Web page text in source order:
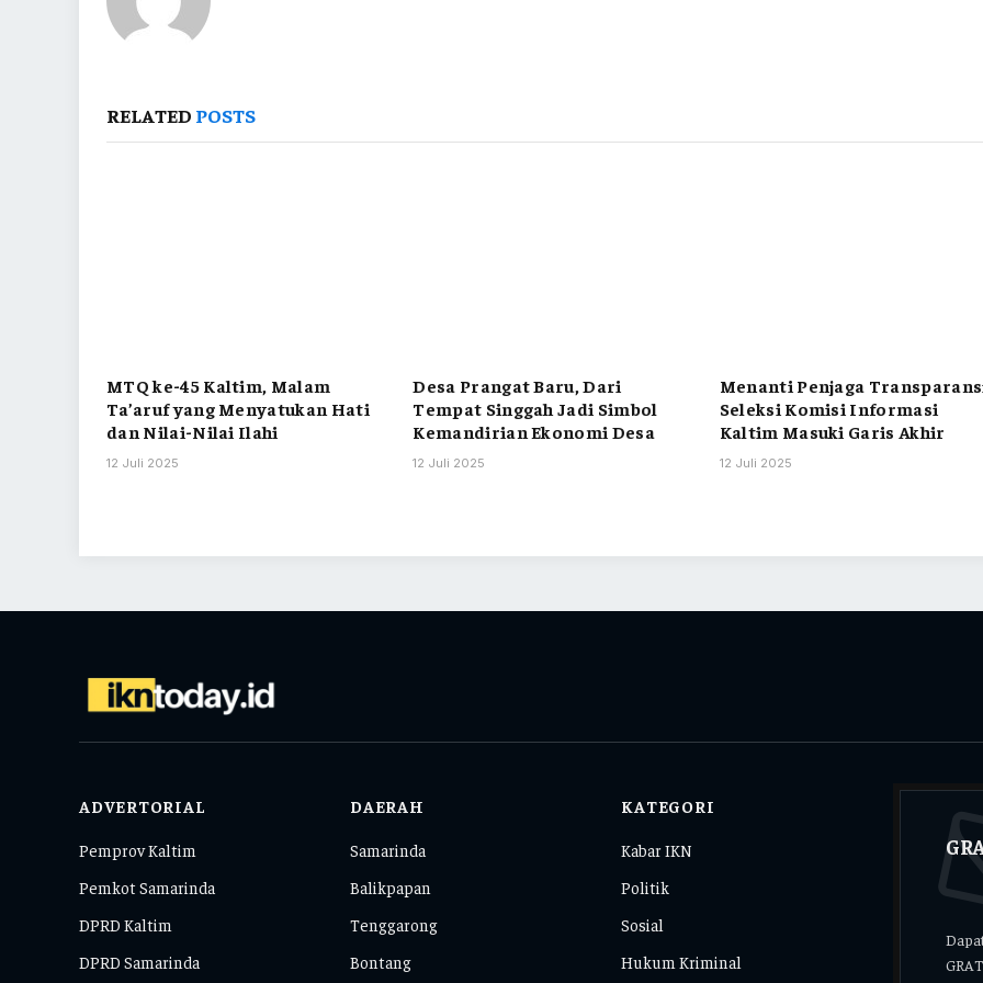
RELATED POSTS
MTQ ke-45 Kaltim, Malam
Ta’aruf yang Menyatukan Hati
dan Nilai-Nilai Ilahi
12 Juli 2025
Desa Prangat Baru, Dari
Tempat Singgah Jadi Simbol
Kemandirian Ekonomi Desa
12 Juli 2025
Menanti Penjaga
Seleksi Komisi Informasi
Kaltim Masuki Garis Akhir
12 Juli 2025
ADVERTORIAL
Pemprov Kaltim
Pemkot Samarinda
DPRD Kaltim
DPRD Samarinda
DAERAH
Samarinda
Balikpapan
Tenggarong
Bontang
KATEGORI
Kabar IKN
Politik
Sosial
Hukum Kriminal